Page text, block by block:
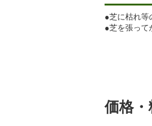
●芝に枯れ等
●芝を張って
価格・